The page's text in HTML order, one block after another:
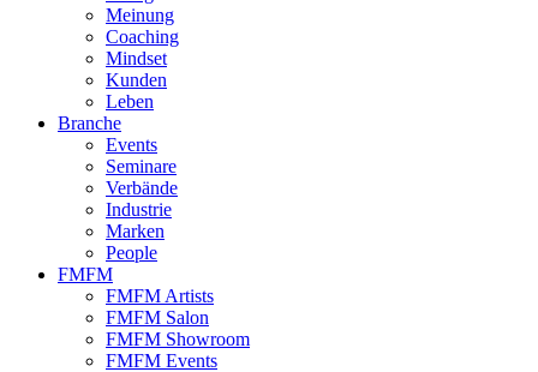
Meinung
Coaching
Mindset
Kunden
Leben
Branche
Events
Seminare
Verbände
Industrie
Marken
People
FMFM
FMFM Artists
FMFM Salon
FMFM Showroom
FMFM Events